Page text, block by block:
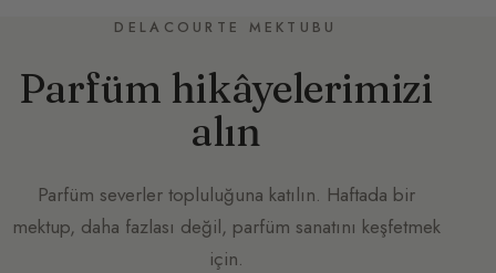
DELACOURTE MEKTUBU
Parfüm hikâyelerimizi
alın
Parfüm severler topluluğuna katılın. Haftada bir
mektup, daha fazlası değil, parfüm sanatını keşfetmek
için.